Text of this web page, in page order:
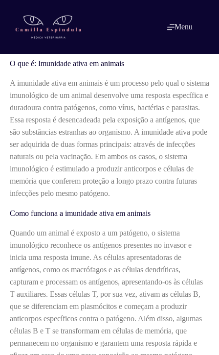
conteúdo
Menu
O que é: Imunidade ativa em animais
O que é: Imunidade ativa em animais
A imunidade ativa em animais é um processo pelo qual o sistema
imunológico de um animal desenvolve uma resposta específica e
duradoura contra patógenos, como vírus, bactérias e parasitas.
Essa resposta é desencadeada pela exposição a antígenos, que
são substâncias estranhas ao organismo. A imunidade ativa pode
ser adquirida de duas formas principais: através de infecções
naturais ou pela vacinação. Em ambos os casos, o sistema
imunológico é estimulado a produzir anticorpos e células de
memória que conferem proteção a longo prazo contra futuras
infecções pelo mesmo patógeno.
Como funciona a imunidade ativa em animais
Quando um animal é exposto a um patógeno, o sistema
imunológico reconhece os antígenos presentes no invasor e
inicia uma resposta imune. As células apresentadoras de
antígenos, como os macrófagos e as células dendríticas,
capturam e processam os antígenos, apresentando-os às células
T auxiliares. Essas células T, por sua vez, ativam as células B,
que se diferenciam em plasmócitos e começam a produzir
anticorpos específicos contra o patógeno. Além disso, algumas
células B e T se transformam em células de memória, que
permanecem no organismo e garantem uma resposta rápida e